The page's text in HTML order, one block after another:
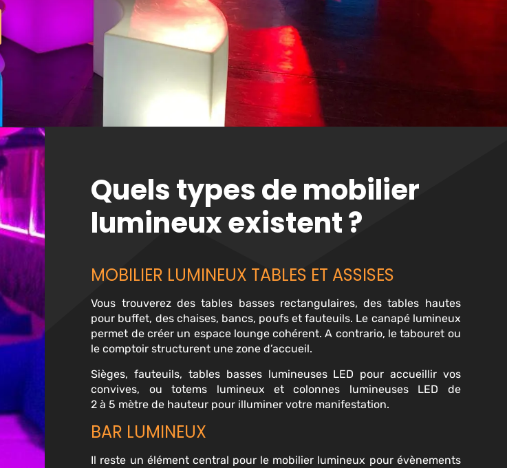
Quels types de mobilier
lumineux existent ?
MOBILIER LUMINEUX TABLES ET ASSISES
Vous trouverez des tables basses rectangulaires, des tables hautes
pour buffet, des chaises, bancs, poufs et fauteuils. Le canapé lumineux
permet de créer un espace lounge cohérent. A contrario, le tabouret ou
le comptoir structurent une zone d’accueil.
Sièges, fauteuils, tables basses lumineuses LED pour accueillir vos
convives, ou totems lumineux et colonnes lumineuses LED de
2à5 mètre de hauteur pour illuminer votre manifestation.
BAR LUMINEUX
Il reste un élément central pour le mobilier lumineux pour évènements